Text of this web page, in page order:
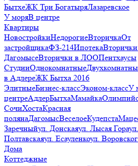
БытхеЖК Три БогатыряЛазаревское
У моряВ центре
Квартиры
НовостройкиНедорогиеВторичкаОт
застройщикаФЗ-214Ипотека
ДагомысеВторички в ЛООПентхаусы
СтудииОднокомнатные
в АдлереЖК Бытха 2016
ЭлитныеБизнес-классЭконом-классУ
центреАдлерБытхаМамайка
СочиХостаКрасная
полянаДагомысВеселоеКудепста
Заречныйул. Донскаяул. Лысая Гора
Полтавскаяул. Есауленкоул.
Дома
Коттеджные